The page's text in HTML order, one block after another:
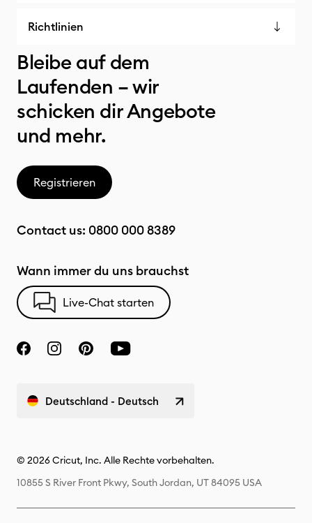
Richtlinien
Bleibe auf dem
Laufenden – wir
schicken dir Angebote
und mehr.
Registrieren
Contact us: 0800 000 8389
Wann immer du uns brauchst
Live-Chat starten
Deutschland - Deutsch
© 2026 Cricut, Inc. Alle Rechte vorbehalten.
10855 S River Front Pkwy, South Jordan, UT 84095 USA